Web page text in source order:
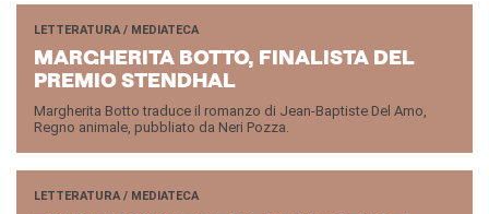
LETTERATURA / MEDIATECA
MAR­GHE­RI­TA BOTTO, FI­NA­LI­STA DEL
PRE­MIO STEN­D­HAL
Margherita Botto traduce il romanzo di Jean-Baptiste Del Amo,
Regno animale, pubbliato da Neri Pozza.
LETTERATURA / MEDIATECA